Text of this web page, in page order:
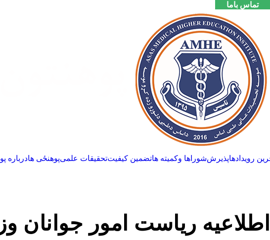
تماس باما
دربارهپوهنځی هاتحقیقات علمیتضمین کیفیتشوراها وکمیته هاپذیرشرویدادها
اطلاعیه ریاست امور جوانان